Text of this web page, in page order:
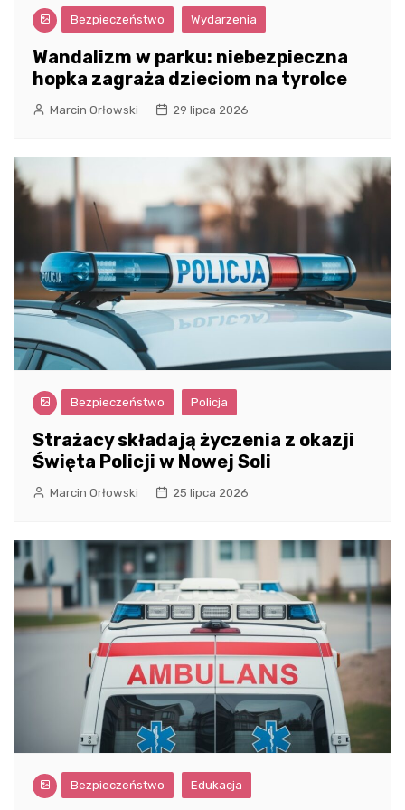
Bezpieczeństwo Wydarzenia
Wandalizm w parku: niebezpieczna
hopka zagraża dzieciom na tyrolce
Marcin Orłowski 29 lipca 2026
Bezpieczeństwo Policja
Strażacy składają życzenia z okazji
Święta Policji w Nowej Soli
Marcin Orłowski 25 lipca 2026
Bezpieczeństwo Edukacja